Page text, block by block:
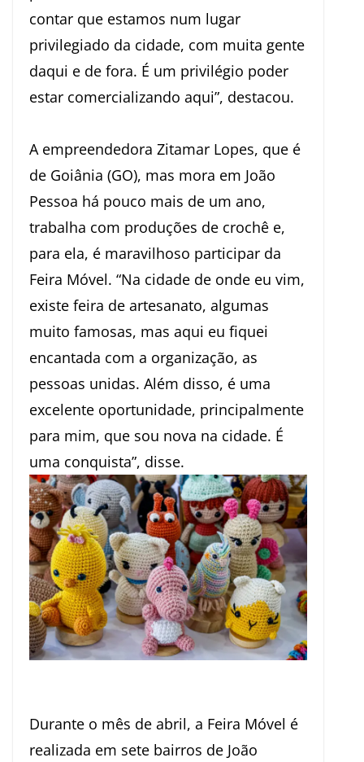
contar que estamos num lugar
privilegiado da cidade, com muita gente
daqui e de fora. É um privilégio poder
estar comercializando aqui”, destacou.
A empreendedora Zitamar Lopes, que é
de Goiânia (GO), mas mora em João
Pessoa há pouco mais de um ano,
trabalha com produções de crochê e,
para ela, é maravilhoso participar da
Feira Móvel. “Na cidade de onde eu vim,
existe feira de artesanato, algumas
muito famosas, mas aqui eu fiquei
encantada com a organização, as
pessoas unidas. Além disso, é uma
excelente oportunidade, principalmente
para mim, que sou nova na cidade. É
uma conquista”, disse.
Durante o mês de abril, a Feira Móvel é
realizada em sete bairros de João